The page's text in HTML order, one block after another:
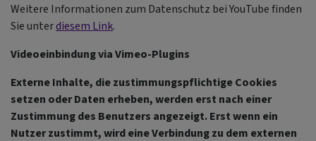
Weitere Informationen zum Datenschutz bei YouTube finden
Sie unterdiesem Link.
Videoeinbindung via Vimeo-Plugins
Externe Inhalte, die zustimmungspflichtige Cookies
setzen oder Daten erheben, werden erst nach einer
Zustimmung des Benutzers angezeigt. Erst wenn ein
Nutzer zustimmt, wird eine Verbindung zu dem externen